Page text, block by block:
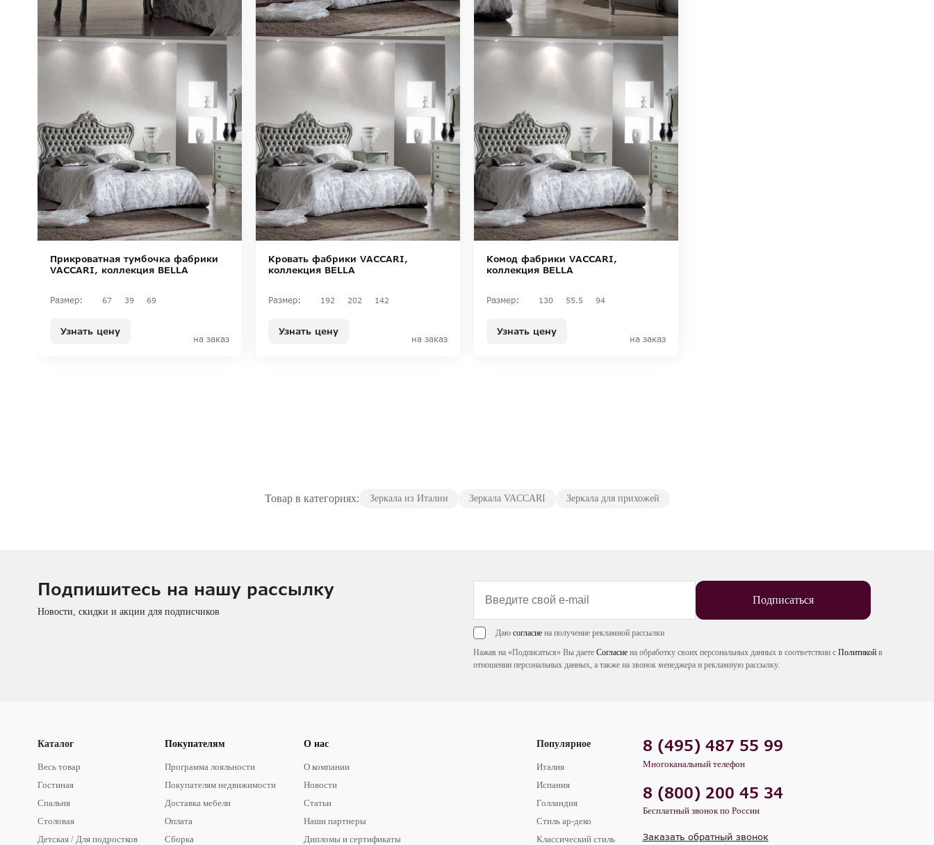
Прикроватная тумбочка фабрики
VACCARI, коллекция BELLA
Размер: 67 39 69
Узнать цену
на заказ
Кровать фабрики VACCARI,
коллекция BELLA
Размер: 192 202 142
Узнать цену
на заказ
Комод фабрики VACCARI,
коллекция BELLA
Размер: 130 55.5 94
Узнать цену
на заказ
Товар в категориях: Зеркала из Италии Зеркала VACCARI Зеркала для прихожей
Подпишитесь на нашу рассылку
Новости, скидки и акции для подписчиков
Подписаться
Даю согласиена получение рекламной рассылки
Нажав на «Подписаться» Вы даете Согласиена обработку своих персональных данных в соответствии с Политикойв
отношении персональных данных, а также на звонок менеджера и рекламную рассылку.
Каталог
Весь товар
Гостиная
Спальня
Столовая
Детская / Для подростков
Покупателям
Программа лояльности
Покупателям недвижимости
Доставка мебели
Оплата
Сборка
О нас
О компании
Новости
Статьи
Наши партнеры
Дипломы и сертификаты
Популярное
Италия
Испания
Голландия
Стиль ар-деко
Классический стиль
8 (495) 487 55 99
Многоканальный телефон
8 (800) 200 45 34
Бесплатный звонок по России
Заказать обратный звонок